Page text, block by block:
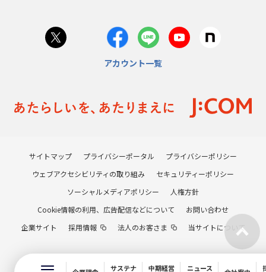
サステナ
中期経営
ニュース
アカウント一覧
サイトマップ プライバシーポータル
プライバシーポリシー
ウェブアクセシビリティの取り組み
セキュリティーポリシー
ソーシャルメディアポリシー
人権方針
Cookie情報の利用、広告配信などについて
お問い合わせ
企業サイト
採用情報 法人のお客さま 当サイトについて